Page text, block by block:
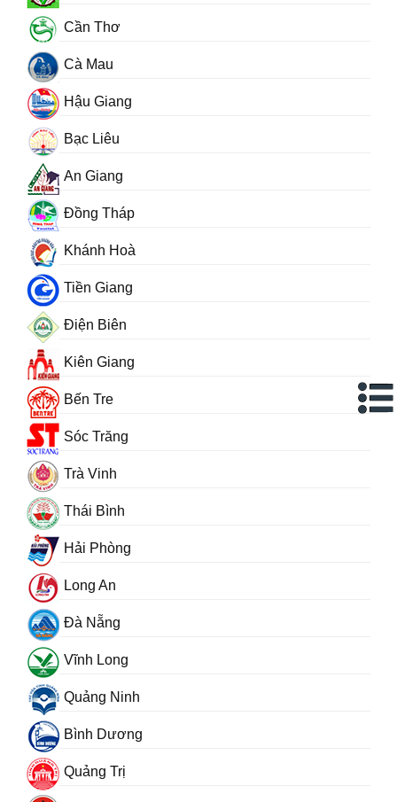
Cần Thơ
Cà Mau
Hậu Giang
Bạc Liêu
An Giang
Đồng Tháp
Khánh Hoà
Tiền Giang
Điện Biên
Kiên Giang
Bến Tre
Sóc Trăng
Trà Vinh
Thái Bình
Hải Phòng
Long An
Đà Nẵng
Vĩnh Long
Quảng Ninh
Bình Dương
Quảng Trị